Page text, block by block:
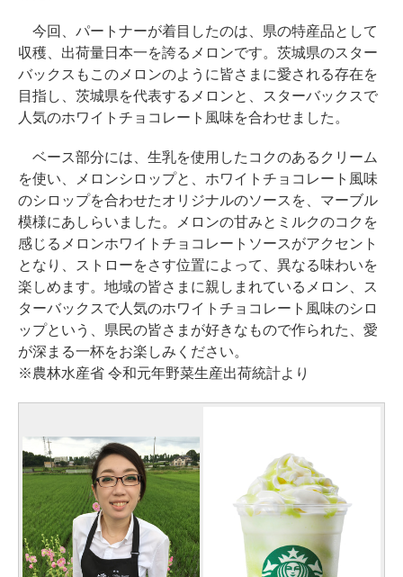
今回、パートナーが着目したのは、県の特産品として
収穫、出荷量日本一を誇るメロンです。茨城県のスター
バックスもこのメロンのように皆さまに愛される存在を
目指し、茨城県を代表するメロンと、スターバックスで
人気のホワイトチョコレート風味を合わせました。
ベース部分には、生乳を使用したコクのあるクリーム
を使い、メロンシロップと、ホワイトチョコレート風味
のシロップを合わせたオリジナルのソースを、マーブル
模様にあしらいました。メロンの甘みとミルクのコクを
感じるメロンホワイトチョコレートソースがアクセント
となり、ストローをさす位置によって、異なる味わいを
楽しめます。地域の皆さまに親しまれているメロン、ス
ターバックスで人気のホワイトチョコレート風味のシロ
ップという、県民の皆さまが好きなもので作られた、愛
が深まる一杯をお楽しみください。
※農林水産省 令和元年野菜生産出荷統計より